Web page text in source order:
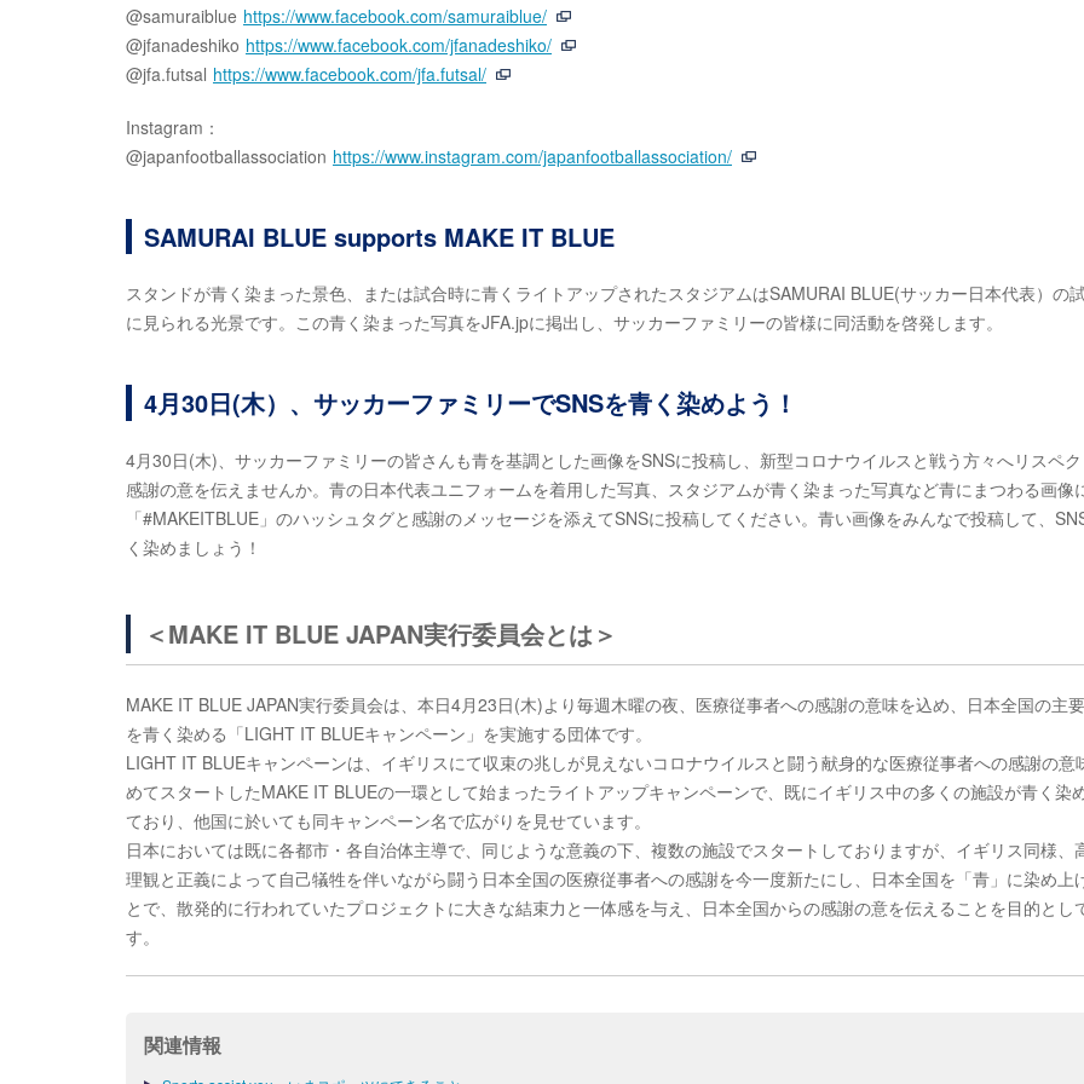
@samuraiblue https://www.facebook.com/samuraiblue/
@jfanadeshiko https://www.facebook.com/jfanadeshiko/
@jfa.futsal https://www.facebook.com/jfa.futsal/
Instagram：
@japanfootballassociation https://www.instagram.com/japanfootballassociation/
SAMURAI BLUE supports MAKE IT BLUE
スタンドが青く染まった景色、または試合時に青くライトアップされたスタジアムはSAMURAI BLUE(サッカー日本代表）の
に見られる光景です。この青く染まった写真をJFA.jpに掲出し、サッカーファミリーの皆様に同活動を啓発します。
4月30日(木）、サッカーファミリーでSNSを青く染めよう！
4月30日(木)、サッカーファミリーの皆さんも青を基調とした画像をSNSに投稿し、新型コロナウイルスと戦う方々へリスペク
感謝の意を伝えませんか。青の日本代表ユニフォームを着用した写真、スタジアムが青く染まった写真など青にまつわる画像
「#MAKEITBLUE」のハッシュタグと感謝のメッセージを添えてSNSに投稿してください。青い画像をみんなで投稿して、
く染めましょう！
＜MAKE IT BLUE JAPAN実行委員会とは＞
MAKE IT BLUE JAPAN実行委員会は、本日4月23日(木)より毎週木曜の夜、医療従事者への感謝の意味を込め、日本全国の主
を青く染める「LIGHT IT BLUEキャンペーン」を実施する団体です。
LIGHT IT BLUEキャンペーンは、イギリスにて収束の兆しが見えないコロナウイルスと闘う献身的な医療従事者への感謝の意
めてスタートしたMAKE IT BLUEの一環として始まったライトアップキャンペーンで、既にイギリス中の多くの施設が青く染
ており、他国に於いても同キャンペーン名で広がりを見せています。
日本においては既に各都市・各自治体主導で、同じような意義の下、複数の施設でスタートしておりますが、イギリス同様、
理観と正義によって自己犠牲を伴いながら闘う日本全国の医療従事者への感謝を今一度新たにし、日本全国を「青」に染め上
とで、散発的に行われていたプロジェクトに大きな結束力と一体感を与え、日本全国からの感謝の意を伝えることを目的とし
す。
関連情報